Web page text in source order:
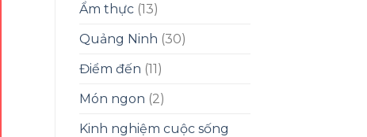
Ẩm thực(13)
Quảng Ninh (30)
Điểm đến (11)
Món ngon (2)
Kinh nghiệm cuộc sống